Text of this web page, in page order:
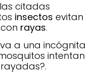
citadas
insectos evitan
rayas.
a una incógnita
intentan